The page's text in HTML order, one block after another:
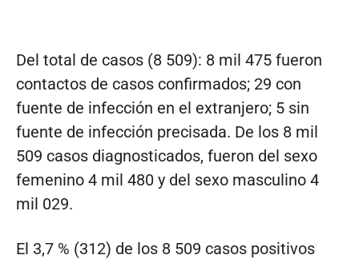
Del total de casos (8 509): 8 mil 475 fueron
contactos de casos confirmados; 29 con
fuente de infección en el extranjero; 5 sin
fuente de infección precisada. De los 8 mil
509 casos diagnosticados, fueron del sexo
femenino 4 mil 480 y del sexo masculino 4
mil 029.
El 3,7 % (312) de los 8 509 casos positivos